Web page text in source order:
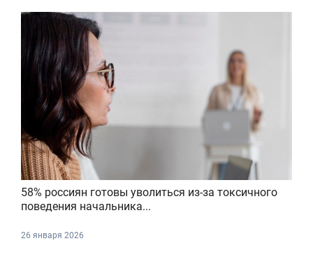
58% россиян готовы уволиться из-за токсичного
поведения начальника...
26 января 2026